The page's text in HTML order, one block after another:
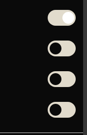
’Ich und
(den havde i